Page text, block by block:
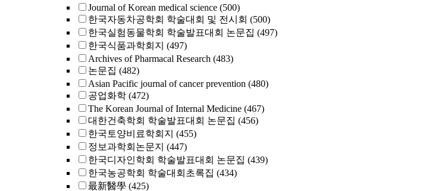
Journal of Korean medical science (500)
한국자동차공학회 학술대회 및 전시회 (500)
한국실험동물학회 학술발표대회 논문집 (497)
한국식품과학회지 (497)
Archives of Pharmacal Research (483)
논문집 (482)
Asian Pacific journal of cancer prevention (480)
공업화학 (472)
The Korean Journal of Internal Medicine (467)
대한건축학회 학술발표대회 논문집 (456)
한국토양비료학회지 (455)
정보과학회논문지 (447)
한국디자인학회 학술발표대회 논문집 (439)
한국농공학회 학술대회초록집 (434)
最新醫學 (425)